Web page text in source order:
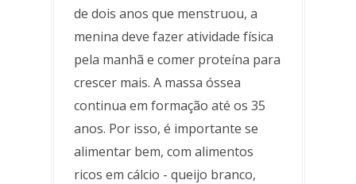
de dois anos que menstruou, a
menina deve fazer atividade física
pela manhã e comer proteína para
crescer mais. A massa óssea
continua em formação até os 35
anos. Por isso, é importante se
alimentar bem, com alimentos
ricos em cálcio - queijo branco,